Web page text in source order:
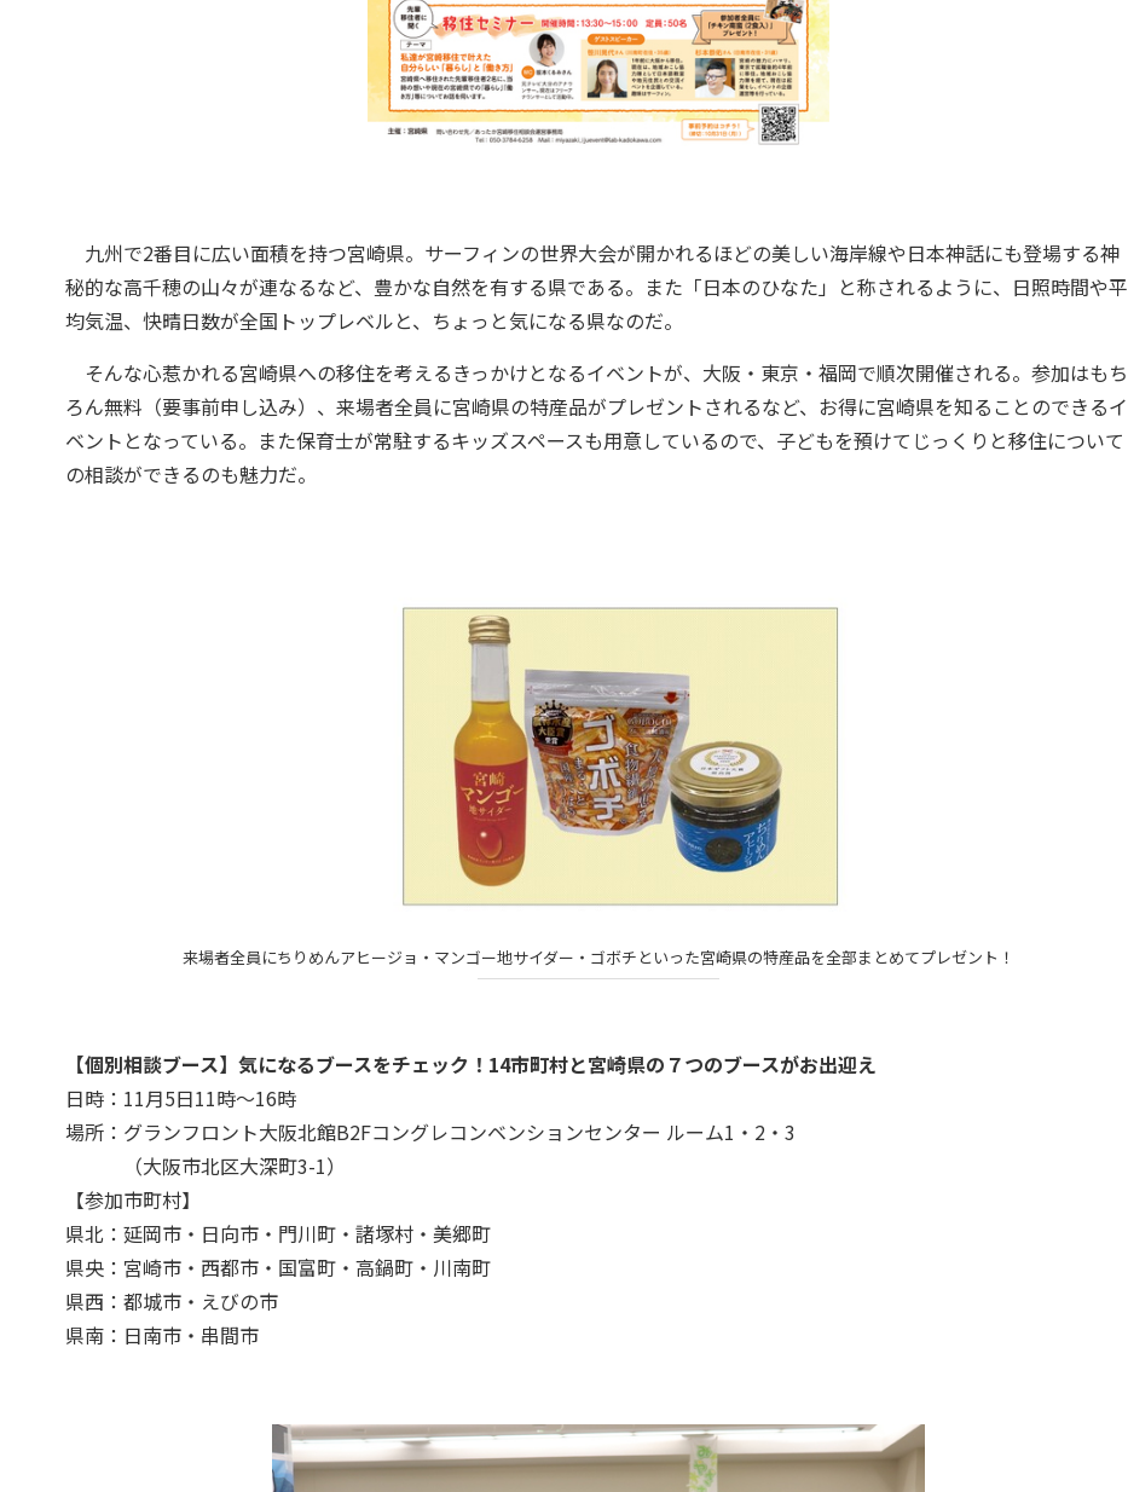
九州で2番目に広い面積を持つ宮崎県。サーフィンの世界大会が開かれるほどの美しい海岸線や日本神話にも登場する神
秘的な高千穂の山々が連なるなど、豊かな自然を有する県である。また「日本のひなた」と称されるように、日照時間や平
均気温、快晴日数が全国トップレベルと、ちょっと気になる県なのだ。
そんな心惹かれる宮崎県への移住を考えるきっかけとなるイベントが、大阪・東京・福岡で順次開催される。参加はもち
ろん無料（要事前申し込み）、来場者全員に宮崎県の特産品がプレゼントされるなど、お得に宮崎県を知ることのできるイ
ベントとなっている。また保育士が常駐するキッズスペースも用意しているので、子どもを預けてじっくりと移住について
の相談ができるのも魅力だ。
来場者全員にちりめんアヒージョ・マンゴー地サイダー・ゴボチといった宮崎県の特産品を全部まとめてプレゼント！
【個別相談ブース】気になるブースをチェック！14市町村と宮崎県の７つのブースがお出迎え
日時：11月5日11時～16時
場所：グランフロント大阪北館B2Fコングレコンベンションセンター ルーム1・2・3
（大阪市北区大深町3-1）
【参加市町村】
県北：延岡市・日向市・門川町・諸塚村・美郷町
県央：宮崎市・西都市・国富町・高鍋町・川南町
県西：都城市・えびの市
県南：日南市・串間市